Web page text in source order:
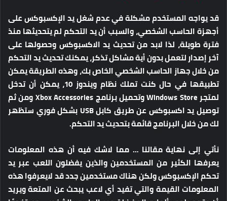
قد يواجه المستخدم مشكلة في عدم شغل يد الإكسبوكس على
أجهزة الحاسب الشخصي، والسبب أن يد التحكم لم يتحديثها منذ
فترة طويلة، لذا لابد من تحديث يد الاكسبوكس وحصولها على
آخر إصدار لتعمل بدون أية مشاكل تذكر، يمكنك تحديث يد التحكم
من خلال جهاز الحاسب الشخصي الخاص بك، وهذه الطريقة يمكن
تطبيقها في حال كنت تملك نظام ويندوز 10، يمكن أن تدخل
لمتجر Windows Store وتحميل برنامج Xbox Accessories ومن ثم
توصيل يد اكسبوكس عن طريق كابل USB بشكل فوري ستظهر
لك من خلال البرنامج قائمة بتحديث يد التحكم.
نأتي إلى نهاية مقالنا … مما لاشك فيه أن هذه المعلومات
يعرفها الكثير من المستخدمين والذين يفضلون اللعب عبر يد
تحكم الإكسبوكس ولكن هناك مستخدمين جدد قد لايعرفوا هذه
المعلومات القيمة والتي تفيد أي لاعب يبحث عن المتعة ويريد